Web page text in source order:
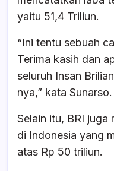
yaitu 51,4 Triliun.
“Ini tentu sebuah
Terima kasih dan
seluruh Insan
nya,” kata Sunarso.
Selain itu, BRI juga
di Indonesia yang
atas Rp 50 triliun.